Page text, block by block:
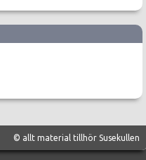
© allt material tillhör Susekullen